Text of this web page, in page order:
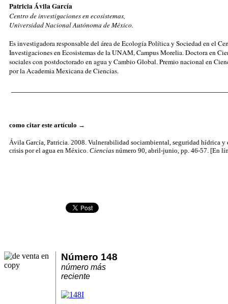
Patricia Ávila García
Centro de investigaciones en ecosistemas,
Universidad Nacional Autónoma de México.
Es investigadora responsable del área de Ecología Política y Sociedad en el
Investigaciones en Ecosistemas de la UNAM, Campus Morelia. Doctora en
sociales con postdoctorado en agua y Cambio Global. Premio nacional en
por la Academia Mexicana de Ciencias.
como citar este artículo →
Ávila García, Patricia. 2008. Vulnerabilidad sociambiental, seguridad hídrica y
crisis por el agua en México. Ciencias número 90, abril-junio, pp. 46-57. [En
Número 148
número más
reciente